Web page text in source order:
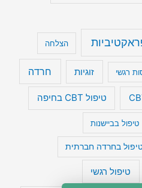
הצלחה
רגשי זוגיות חרדה
טיפול CBT בחיפה
טיפול בביישנות
בחרדה חברתית
טיפול רגשי